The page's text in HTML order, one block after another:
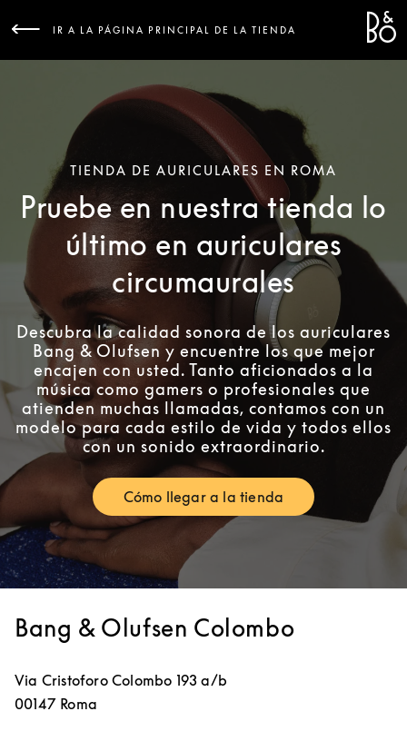
IR A LA PÁGINA PRINCIPAL DE LA TIENDA
TIENDA DE AURICULARES EN ROMA
Pruebe en nuestra tienda lo
último en auriculares
circumaurales
Descubra la calidad sonora de los auriculares
Bang & Olufsen y encuentre los que mejor
encajen con usted. Tanto aficionados a la
música como gamers o profesionales que
atienden muchas llamadas, contamos con un
modelo para cada estilo de vida y todos ellos
con un sonido extraordinario.
Cómo llegar a la tienda
Link Opens in New Tab
Bang & Olufsen Colombo
Via Cristoforo Colombo 193 a/b
00147 Roma